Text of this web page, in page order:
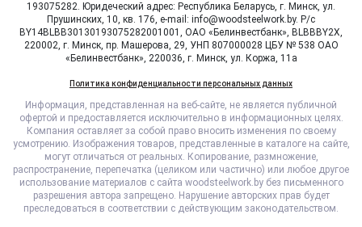
193075282. Юридеческий адрес: Республика Беларусь, г. Минск, ул.
Прушинских, 10, кв. 176, e-mail: info@woodsteelwork.by. Р/с
BY14BLBB30130193075282001001, ОАО «Белинвестбанк», BLBBBY2X,
220002, г. Минск, пр. Машерова, 29, УНП 807000028 ЦБУ № 538 ОАО
«Белинвестбанк», 220036, г. Минск, ул. Коржа, 11а
Политика конфиденциальности персональных данных
Информация, представленная на веб-сайте, не является публичной
офертой и предоставляется исключительно в информационных целях.
Компания оставляет за собой право вносить изменения по своему
усмотрению. Изображения товаров, представленные в каталоге на сайте,
могут отличаться от реальных. Копирование, размножение,
распространение, перепечатка (целиком или частично) или любое другое
использование материалов с сайта woodsteelwork.by без письменного
разрешения автора запрещено. Нарушение авторских прав будет
преследоваться в соответствии с действующим законодательством.